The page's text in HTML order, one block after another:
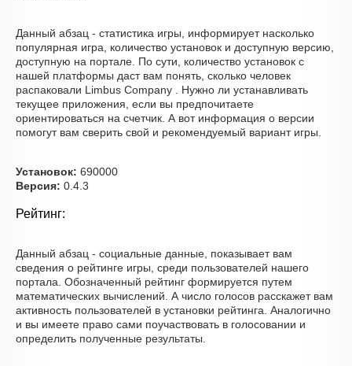
Данный абзац - статистика игры, информирует насколько
популярная игра, количество установок и доступную версию,
доступную на портале. По сути, количество установок с
нашей платформы даст вам понять, сколько человек
распаковали Limbus Company . Нужно ли устанавливать
текущее приложения, если вы предпочитаете
ориентироваться на счетчик. А вот информация о версии
помогут вам сверить свой и рекомендуемый вариант игры.
Установок: 690000
Версия: 0.4.3
Рейтинг:
Данный абзац - социальные данные, показывает вам
сведения о рейтинге игры, среди пользователей нашего
портала. Обозначенный рейтинг формируется путем
математических вычислений. А число голосов расскажет вам
активность пользователей в установки рейтинга. Аналогично
и вы имеете право сами поучаствовать в голосовании и
определить полученные результаты.